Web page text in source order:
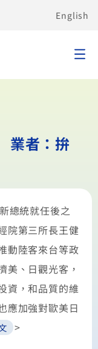
English
業者：拚
總統就任後之
院第三所長王健
動陸客來台等政
美、日觀光客，
資，和品質的維
應加強對歐美日
>